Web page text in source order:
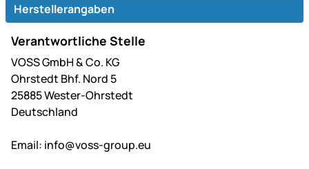
Herstellerangaben
Verantwortliche Stelle
VOSS GmbH & Co. KG
Ohrstedt Bhf. Nord 5
25885 Wester-Ohrstedt
Deutschland
Email: info@voss-group.eu